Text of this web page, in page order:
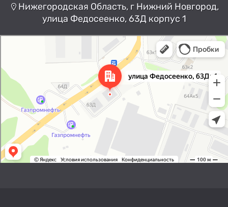
Нижегородская Область, г Нижний Новгород,
улица Федосеенко, 63Д корпус 1
Нижний Новгород
Улица Федосеенко, 63Дк1 —
Яндекс Карты